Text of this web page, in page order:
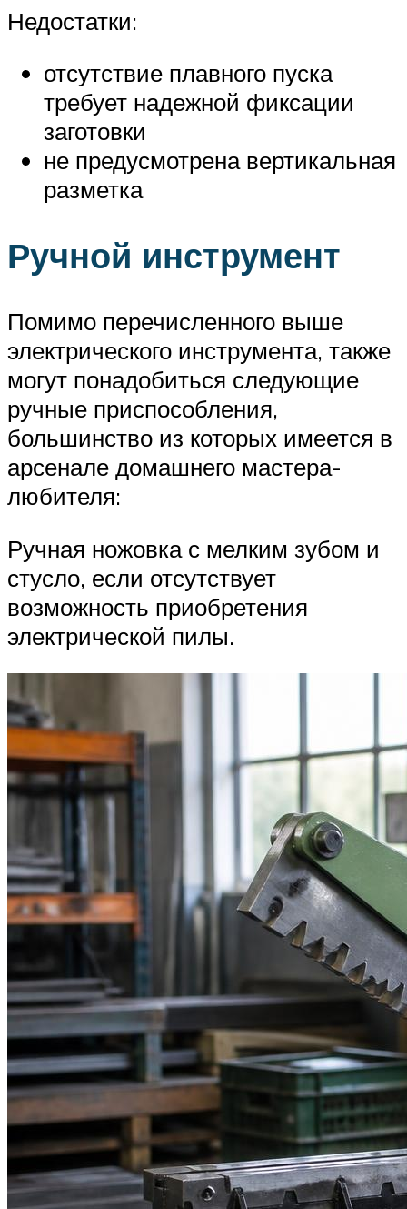
Недостатки:
отсутствие плавного пуска
требует надежной фиксации
заготовки
не предусмотрена вертикальная
разметка
Ручной инструмент
Помимо перечисленного выше
электрического инструмента, также
могут понадобиться следующие
ручные приспособления,
большинство из которых имеется в
арсенале домашнего мастера-
любителя:
Ручная ножовка с мелким зубом и
стусло, если отсутствует
возможность приобретения
электрической пилы.